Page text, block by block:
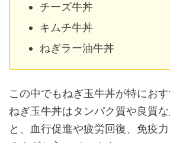
チーズ牛丼
キムチ牛丼
ねぎラー油牛丼
この中でもねぎ玉牛丼が特におす
ねぎ玉牛丼はタンパク質や良質
と、血行促進や疲労回復、免疫